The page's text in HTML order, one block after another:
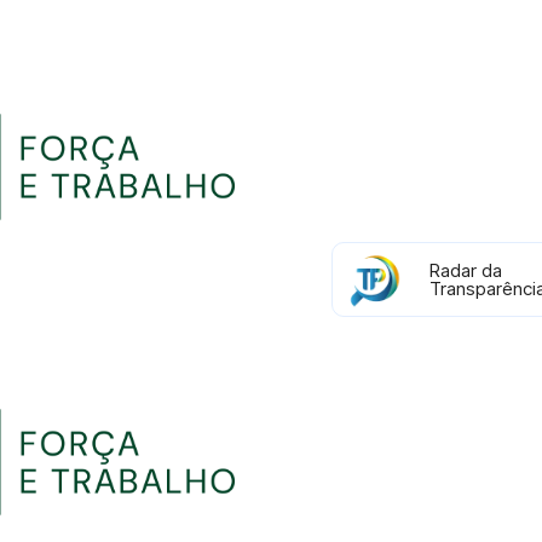
Radar da